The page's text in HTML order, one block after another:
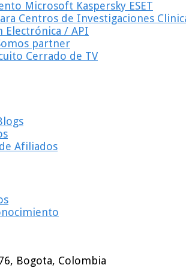
Microsoft Kaspersky ESET
Centros de Investigaciones
Electrónica / API
partner
Cerrado de TV
Afiliados
Bogota, Colombia